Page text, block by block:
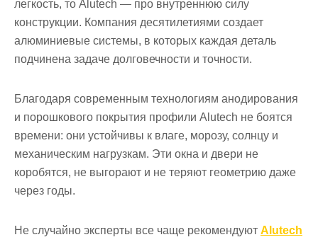
легкость, то Alutech — про внутреннюю силу
конструкции. Компания десятилетиями создает
алюминиевые системы, в которых каждая деталь
подчинена задаче долговечности и точности.
Благодаря современным технологиям анодирования
и порошкового покрытия профили Alutech не боятся
времени: они устойчивы к влаге, морозу, солнцу и
механическим нагрузкам. Эти окна и двери не
коробятся, не выгорают и не теряют геометрию даже
через годы.
Не случайно эксперты все чаще рекомендуют Alutech